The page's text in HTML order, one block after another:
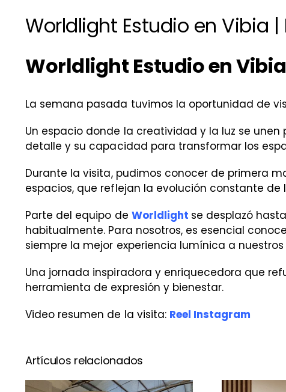
Worldlight Estudio en Vibia
Worldlight Estudio en
La semana pasada tuvimos la oportunidad de
Un espacio donde la creatividad y la luz se
detalle y su capacidad para transformar los
Durante la visita, pudimos conocer de primera
espacios, que reflejan la evolución constante
Parte del equipo de Worldlight se desplazó
habitualmente. Para nosotros, es esencial
siempre la mejor experiencia lumínica a
Una jornada inspiradora y enriquecedora que
herramienta de expresión y bienestar.
Video resumen de la visita: Reel Instagram
Artículos relacionados